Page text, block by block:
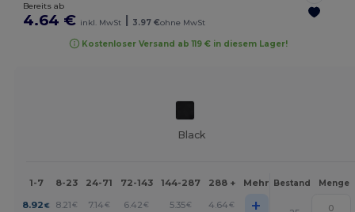
Bereits ab
4.64 € inkl. MwSt | 3.97 €ohne MwSt
Kostenloser Versand ab 119 € in diesem Lager!
Black
1-7 8-23 24-71 72-143 144-287 288 + Mehr Bestand Menge
8.92 € 8.21€ 7.14€ 6.42 € 5.35€ 4.64 € +